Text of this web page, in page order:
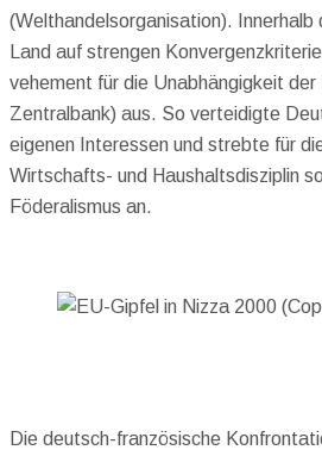
(Welthandelsorganisation).
Land auf strengen
vehement für die Unabhängigkeit
Zentralbank) aus. So verteidigte
eigenen Interessen und strebte für
Wirtschafts- und Haushaltsdisziplin
Föderalismus an.
Die deutsch-französische